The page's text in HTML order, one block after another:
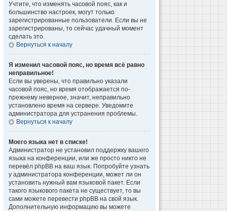
Учтите, что изменять часовой пояс, как и
большинство настроек, могут только
зарегистрированные пользователи. Если вы не
зарегистрированы, то сейчас удачный момент
сделать это.
Вернуться к началу
Я изменил часовой пояс, но время всё равно
неправильное!
Если вы уверены, что правильно указали
часовой пояс, но время отображается по-
прежнему неверное, значит, неправильно
установлено время на сервере. Уведомите
администратора для устранения проблемы.
Вернуться к началу
Моего языка нет в списке!
Администратор не установил поддержку вашего
языка на конференции, или же просто никто не
перевёл phpBB на ваш язык. Попробуйте узнать
у администратора конференции, может ли он
установить нужный вам языковой пакет. Если
такого языкового пакета не существует, то вы
сами можете перевести phpBB на свой язык.
Дополнительную информацию вы можете